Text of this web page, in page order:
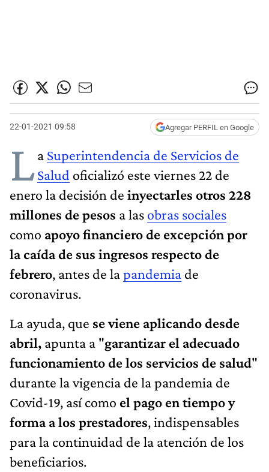
22-01-2021 09:58 Agregar PERFIL en Google
La Superintendencia de Servicios de
Salud oficializó este viernes 22 de
enero la decisión de inyectarles otros 228
millones de pesos a las obras sociales
como apoyo financiero de excepciónpor
la caída de sus ingresos respecto de
febrero, antes de lapandemia de
coronavirus.
La ayuda, que se viene aplicando desde
abril, apunta a "garantizar el adecuado
funcionamiento de los servicios de salud"
durante la vigencia de la pandemia de
Covid-19, así como el pago en tiempo y
forma a los prestadores, indispensables
para la continuidad de la atención de los
beneficiarios.